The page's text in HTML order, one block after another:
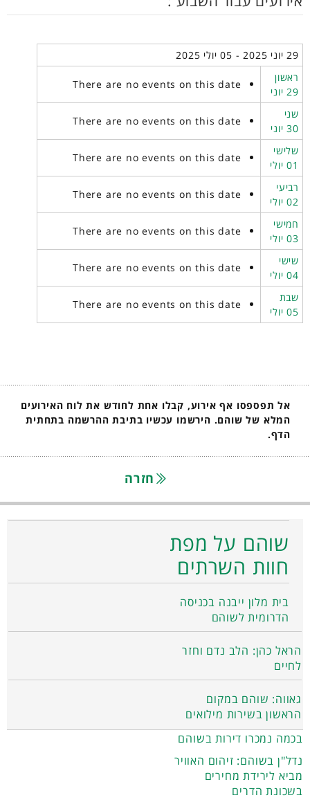
29 יוני 2025 - 05 יולי 2025
ראשון
29 יוני
There are no events on this date
שני
30 יוני
There are no events on this date
שלישי
01 יולי
There are no events on this date
רביעי
02 יולי
There are no events on this date
חמישי
03 יולי
There are no events on this date
שישי
04 יולי
There are no events on this date
שבת
05 יולי
There are no events on this date
אל תפספסו אף אירוע, קבלו אחת לחודש את לוח האירועים
המלא של שוהם. הירשמו עכשיו בתיבת ההרשמה בתחתית
הדף.
חזרה
שוהם על מפת
חוות השרתים
בית מלון ייבנה בכניסה
הדרומית לשוהם
הראל כהן: הלב נדם וחזר
לחיים
גאווה: שוהם במקום
הראשון בשירות מילואים
בכמה נמכרו דירות בשוהם
נדל"ן בשוהם: זיהום האוויר
מביא לירידת מחירים
בשכונת הדרים